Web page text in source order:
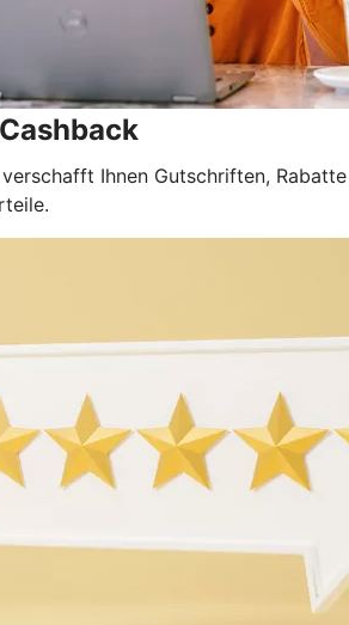
Ihnen Gutschriften, Rabatte